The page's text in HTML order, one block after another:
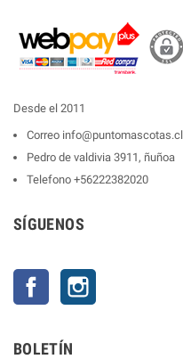
Desde el 2011
Correo info@puntomascotas.cl
Pedro de valdivia 3911, ñuñoa
Telefono +56222382020
SÍGUENOS
Facebook
BOLETÍN